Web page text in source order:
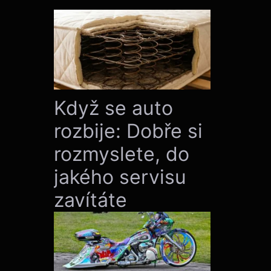
Když se auto
rozbije: Dobře si
rozmyslete, do
jakého servisu
zavítáte